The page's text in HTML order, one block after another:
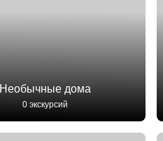
Необычные дома
0 экскурсий